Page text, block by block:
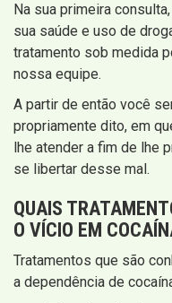
Na sua primeira
sua saúde e uso de
tratamento sob medida
nossa equipe.
A partir de então você
propriamente dito, em
lhe atender a fim de lhe
se libertar desse mal.
QUAIS
O VÍCIO EM
Tratamentos que são
a dependência de